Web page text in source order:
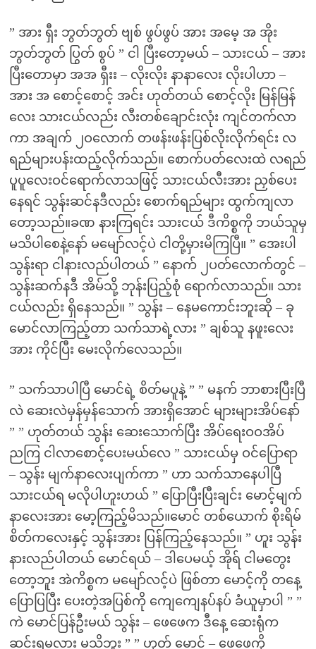
” အား ရှီး ဘွတ်ဘွတ် ဗျစ် ဖွပ်ဖွပ် အား အမေ့ အ အိုး
ဘွတ်ဘွတ် ပြွတ် စွပ် ” ငါ ပြီးတော့မယ် – သားငယ် – အား
ပြီးတောမှာ အအ ရှီးး – လိုးလိုး နာနာလေး လိုးပါဟာ –
အား အ စောင့်စောင့် အင်း ဟုတ်တယ် စောင့်လိုး မြန်မြန်
လေး သားငယ်လည်း လီးတစ်ချောင်းလုံး ကျင်တက်လာ
ကာ အချက် ၂ဝလောက် တဖန်းဖန်းပြစ်လိုးလိုက်ရင်း လ
ရည်များပန်းထည့်လိုက်သည်။ စောက်ပတ်လေးထဲ လရည်
ပူပူလေးဝင်ရောက်လာသဖြင့် သားငယ်လီးအား ညှစ်ပေး
နေရင် သွန်းဆင်နဒီလည်း စောက်ရည်များ ထွက်ကျလာ
တော့သည်။ခဏ နားကြရင်း သားငယ် ဒီကိစ္စကို ဘယ်သူမှ
မသိပါစေနဲ့နော် မမျော်လင့်ပဲ ငါတို့မှားမိကြပြီ။ ” အေးပါ
သွန်းရာ ငါနားလည်ပါတယ် ” နောက် ၂ပတ်လောက်တွင် –
သွန်းဆက်နဒီ အိမ်သို့ ဘုန်းပြည့်စုံ ရောက်လာသည်။ သား
ငယ်လည်း ရှိနေသည်။ ” သွန်း – နေမကောင်းဘူးဆို – ခု
မောင်လာကြည့်တာ သက်သာရဲ့လား ” ချစ်သူ နဖူးလေး
အား ကိုင်ပြီး မေးလိုက်လေသည်။
” သက်သာပါပြီ မောင်ရဲ့ စိတ်မပူနဲ့ ” ” မနက် ဘာစားပြီးပြီ
လဲ ဆေးလဲမှန်မှန်သောက် အားရှိအောင် များများအိပ်နော်
” ” ဟုတ်တယ် သွန်း ဆေးသောက်ပြီး အိပ်ရေးဝဝအိပ်
ညကြ ငါလာစောင့်ပေးမယ်လေ ” သားငယ်မှ ဝင်ပြောရာ
– သွန်း မျက်နာလေးပျက်ကာ ” ဟာ သက်သာနေပါပြီ
သားငယ်ရ မလိုပါဟူးဟယ် ” ပြောပြီးပြီးချင်း မောင့်မျက်
နာလေးအား မော့ကြည့်မိသည်။မောင် တစ်ယောက် စိုးရိမ်
စိတ်ကလေးနှင့် သွန်းအား ပြန်ကြည့်နေသည်။ ” ဟူး သွန်း
နားလည်ပါတယ် မောင်ရယ် – ဒါပေမယ့် အိုရ် ငါမတွေး
တော့ဘူး အဲကိစ္စက မမျော်လင့်ပဲ ဖြစ်တာ မောင့်ကို တနေ့
ပြောပြပြီး ပေးတဲ့အပြစ်ကို ကျေကျေနပ်နပ် ခံယူမှာပါ ” ”
ကဲ မောင်ပြန်ဦးမယ် သွန်း – ဖေဖေက ဒီနေ့ ဆေးရုံက
ဆင်းရမလား မသိဘူး ” ” ဟုတ် မောင် – ဖေဖေ့ကို